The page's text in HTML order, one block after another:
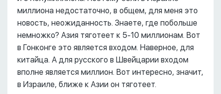
миллиона недостаточно, в общем, для меня это
новость, неожиданность. Знаете, где побольше
немножко? Азия тяготеет к 5-10 миллионам. Вот
в Гонконге это является входом. Наверное, для
китайца. А для русского в Швейцарии входом
вполне является миллион. Вот интересно, значит,
в Израиле, ближе к Азии он тяготеет.